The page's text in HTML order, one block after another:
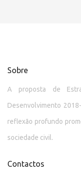
Sobre
A proposta de
Desenvolvimento
reflexão profundo
sociedade civil.
Contactos